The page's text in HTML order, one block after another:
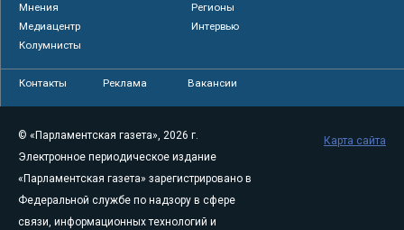
Мнения
Регионы
Медиацентр
Интервью
Колумнисты
Контакты Реклама Вакансии
© «Парламентская газета», 2026 г.
Электронное периодическое издание
«Парламентская газета» зарегистрировано в
Федеральной службе по надзору в сфере
связи, информационных технологий и
Карта сайта